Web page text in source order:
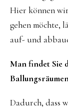
Hier können
gehen möchte,
auf- und
Man findet Sie
Dadurch, dass